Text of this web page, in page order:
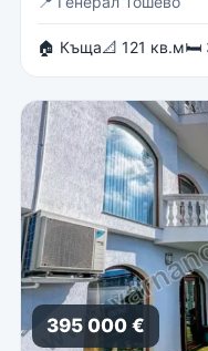
🏠 Къща📐 121 кв.м🛏
395 000 €